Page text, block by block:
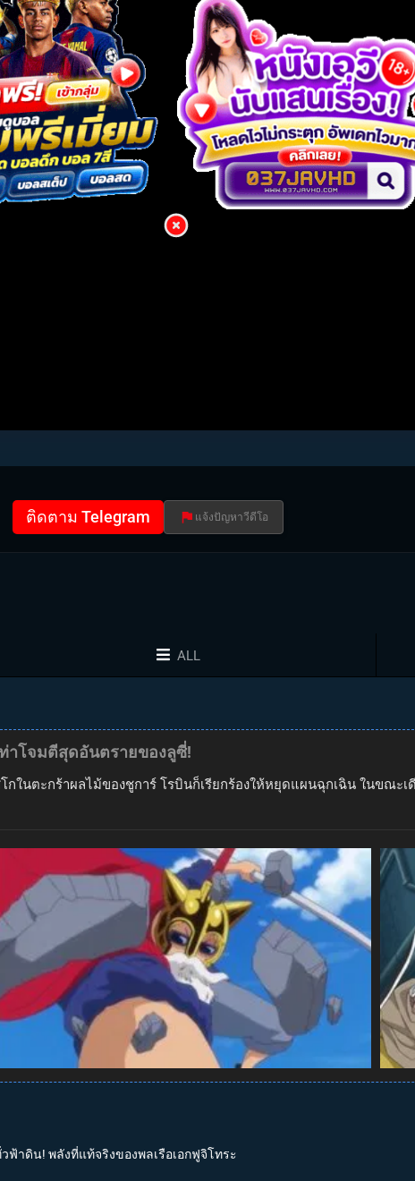
ติดตาม Telegram แจ้งปัญหาวีดีโอ
ALL
ท่าโจมตีสุดอันตรายของลูซี่!
นตะกร้าผลไม้ของชูการ์ โรบินก็เรียกร้องให้หยุดแผนฉุกเฉิน ในขณะ
ฟ้าดิน! พลังที่แท้จริงของพลเรือเอกฟูจิโทระ